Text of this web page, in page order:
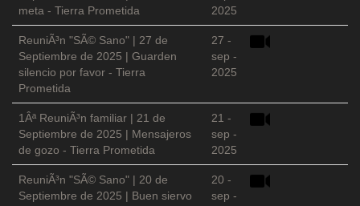
meta - Tierra Prometida
2025
ReuniÃ³n "SÃ© Sano" | 27 de
Septiembre de 2025 | Guarden
silencio por favor - Tierra
Prometida
27 -
sep -
2025
1Âª ReuniÃ³n familiar | 21 de
Septiembre de 2025 | Mensajeros
de gozo - Tierra Prometida
21 -
sep -
2025
ReuniÃ³n "SÃ© Sano" | 20 de
Septiembre de 2025 | Buen siervo
20 -
sep -